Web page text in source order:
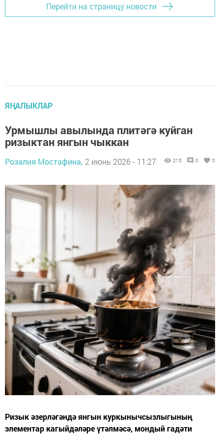
Перейти на страницу новости
ЯҢАЛЫКЛАР
Урмышлы авылында плитәгә куйган
ризыктан янгын чыккан
Розалия Мостафина, 2 июнь 2026 - 11:27 215 0 0
Ризык әзерләгәндә янгын куркынычсызлыгының
элементар кагыйдәләре үтәлмәсә, мондый гадәти